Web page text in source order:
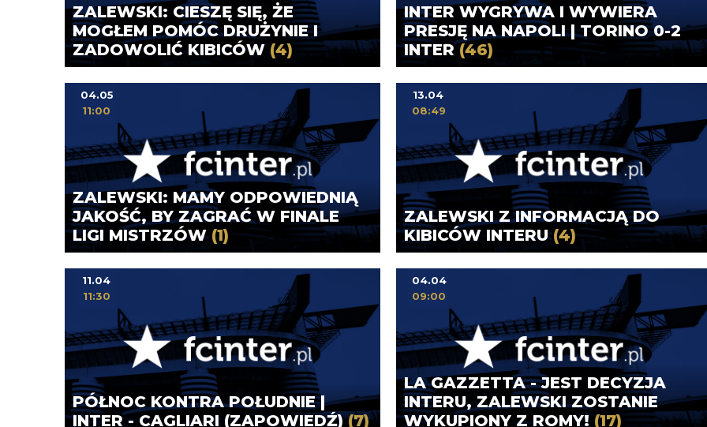
ZALEWSKI: CIESZĘ SIĘ, ŻE
MOGŁEM POMÓC DRUŻYNIE I
ZADOWOLIĆ KIBICÓW(4)
INTER WYGRYWA I WYWIERA
PRESJĘ NA NAPOLI | TORINO 0-2
INTER(46)
ZALEWSKI: MAMY ODPOWIEDNIĄ
JAKOŚĆ, BY ZAGRAĆ W FINALE
LIGI MISTRZÓW (1)
04.05
11:00
ZALEWSKI Z INFORMACJĄ DO
KIBICÓW INTERU(4)
13.04
08:49
PÓŁNOC KONTRA POŁUDNIE |
INTER - CAGLIARI (ZAPOWIEDŹ)(7)
11.04
11:30
LA GAZZETTA - JEST DECYZJA
INTERU, ZALEWSKI ZOSTANIE
WYKUPIONY Z ROMY! (17)
04.04
09:00